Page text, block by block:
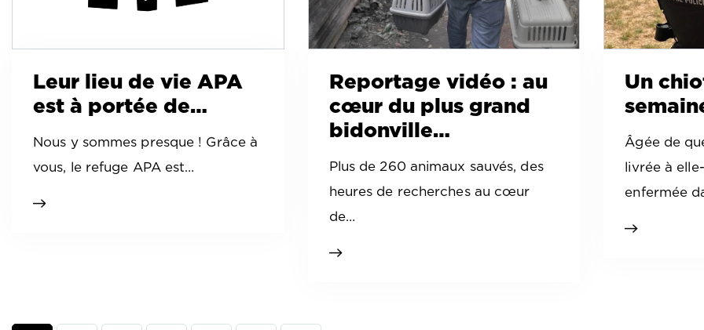
Leur lieu de vie APA
est à portée de…
Nous y sommes presque ! Grâce à
vous, le refuge APA est…
Reportage vidéo : au
cœur du plus grand
bidonville…
Plus de 260 animaux sauvés, des
heures de recherches au cœur
de…
Un
Âgée de
livrée à
enfermée